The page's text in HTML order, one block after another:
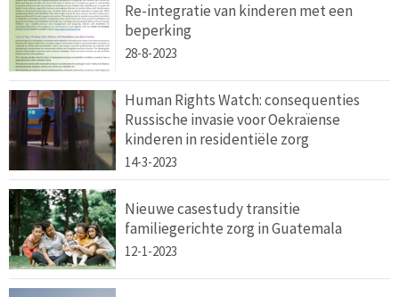
Re-integratie van kinderen met een
beperking
28-8-2023
Human Rights Watch: consequenties
Russische invasie voor Oekraïense
kinderen in residentiële zorg
14-3-2023
Nieuwe casestudy transitie
familiegerichte zorg in Guatemala
12-1-2023